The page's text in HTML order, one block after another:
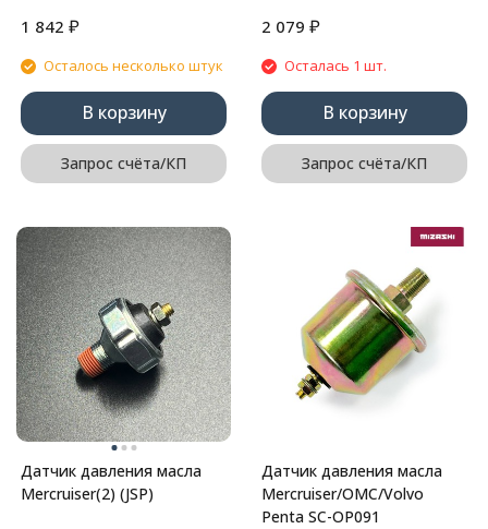
1 842 ₽
Осталось несколько штук
В корзину
Запрос счёта/КП
2 079 ₽
Осталась 1 шт.
В корзину
Запрос счёта/КП
Датчик давления масла
Mercruiser(2) (JSP)
Датчик давления масла
Mercruiser/OMC/Volvo
Penta SC-OP091